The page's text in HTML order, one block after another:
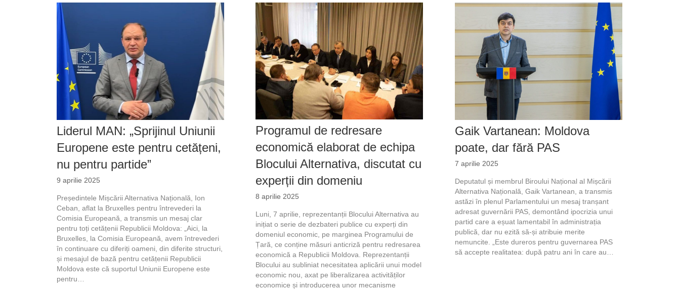
Liderul MAN: „Sprijinul Uniunii
Europene este pentru cetățeni,
nu pentru partide”
9 aprilie 2025
Președintele Mișcării Alternativa Națională, Ion
Ceban, aflat la Bruxelles pentru întrevederi la
Comisia Europeană, a transmis un mesaj clar
pentru toți cetățenii Republicii Moldova: „Aici, la
Bruxelles, la Comisia Europeană, avem întrevederi
în continuare cu diferiți oameni, din diferite structuri,
și mesajul de bază pentru cetățenii Republicii
Moldova este că suportul Uniunii Europene este
pentru…
Programul de redresare
economică elaborat de echipa
Blocului Alternativa, discutat cu
experții din domeniu
8 aprilie 2025
Luni, 7 aprilie, reprezentanții Blocului Alternativa au
inițiat o serie de dezbateri publice cu experți din
domeniul economic, pe marginea Programului de
Țară, ce conține măsuri anticriză pentru redresarea
economică a Republicii Moldova. Reprezentanții
Blocului au subliniat necesitatea aplicării unui model
economic nou, axat pe liberalizarea activităților
economice și introducerea unor mecanisme
Gaik Vartanean: Moldova
poate, dar fără PAS
7 aprilie 2025
Deputatul și membrul Biroului Național al Mișcării
Alternativa Națională, Gaik Vartanean, a transmis
astăzi în plenul Parlamentului un mesaj tranșant
adresat guvernării PAS, demontând ipocrizia unui
partid care a eșuat lamentabil în administrația
publică, dar nu ezită să-și atribuie merite
nemuncite. „Este dureros pentru guvernarea PAS
să accepte realitatea: după patru ani în care au…